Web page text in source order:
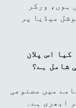
ہوں، ورکر
میڈیا پر
اس پلان
شامل ہے؟
میں مصنوعی
ابھری ہے۔